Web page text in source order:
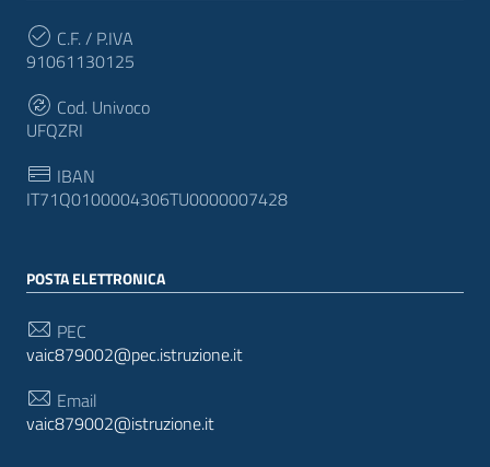
C.F. / P.IVA
91061130125
Cod. Univoco
UFQZRI
IBAN
IT71Q0100004306TU0000007428
POSTA ELETTRONICA
PEC
vaic879002@pec.istruzione.it
Email
vaic879002@istruzione.it